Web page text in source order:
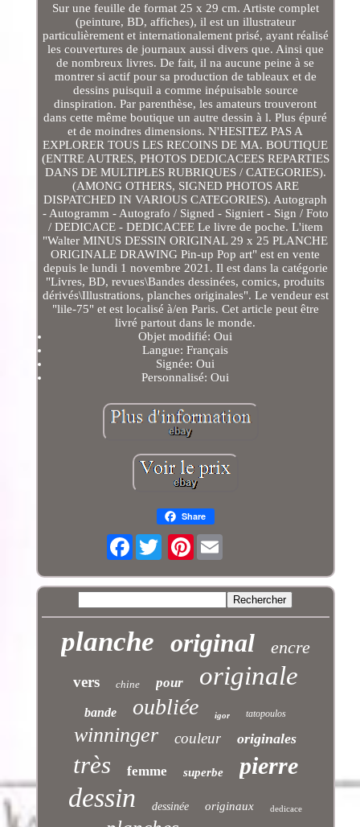
Sur une feuille de format 25 x 29 cm. Artiste complet
(peinture, BD, affiches), il est un illustrateur
particulièrement et internationalement prisé, ayant réalisé
les couvertures de journaux aussi divers que. Ainsi que
de nombreux livres. De fait, il na aucune peine à se
montrer si actif pour sa production de tableaux et de
dessins puisquil a comme inépuisable source
dinspiration. Par parenthèse, les amateurs trouveront
dans cette même boutique un autre dessin à l. Plus épuré
et de moindres dimensions. N'HESITEZ PAS A
EXPLORER TOUS LES RECOINS DE MA. BOUTIQUE
(ENTRE AUTRES, PHOTOS DEDICACEES REPARTIES
DANS DE MULTIPLES RUBRIQUES / CATEGORIES).
(AMONG OTHERS, SIGNED PHOTOS ARE
DISPATCHED IN VARIOUS CATEGORIES). Autograph
- Autogramm - Autografo / Signed - Signiert - Sign / Foto
/ DEDICACE - DEDICACEE Le livre de poche. L'item
"Walter MINUS DESSIN ORIGINAL 29 x 25 PLANCHE
ORIGINALE DRAWING Pin-up Pop art" est en vente
depuis le lundi 1 novembre 2021. Il est dans la catégorie
"Livres, BD, revues\Bandes dessinées, comics, produits
dérivés\Illustrations, planches originales". Le vendeur est
"lile-75" et est localisé à/en Paris. Cet article peut être
livré partout dans le monde.
Objet modifié: Oui
Langue: Français
Signée: Oui
Personnalisé: Oui
Share
Facebook Pinterest
planche original encre
vers chine pour originale
bande oubliée igor tatopoulos
winninger couleur originales
très femme superbe pierre
dessin dessinée originaux dedicace